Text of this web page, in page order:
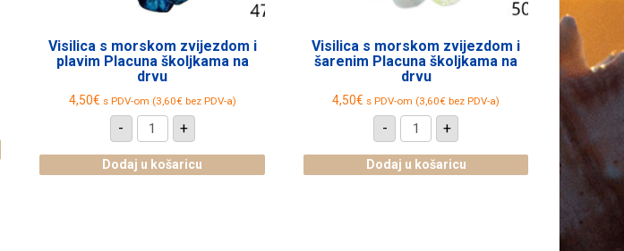
Visilica s morskom zvijezdom i
plavim Placuna školjkama na
drvu
4,50€ s PDV-om (3,60€bez PDV-a)
-
Visilica
s
zvijezdom
i
+
Dodaj u košaricu
Visilica s morskom zvijezdom i
šarenim Placuna školjkama na
drvu
4,50€ s PDV-om (3,60€ bez PDV-a)
-
Visilica
s
zvijezdom
i
+
Dodaj u košaricu